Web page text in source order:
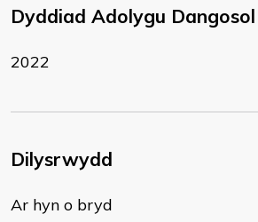
Dyddiad Adolygu Dangosol
2022
Dilysrwydd
Ar hyn o bryd